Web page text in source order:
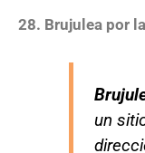
28. Brujulea por
un